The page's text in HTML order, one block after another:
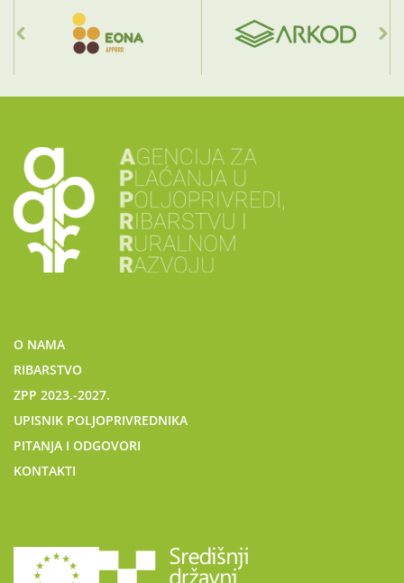
O NAMA
RIBARSTVO
ZPP 2023.-2027.
UPISNIK POLJOPRIVREDNIKA
PITANJA I ODGOVORI
KONTAKTI